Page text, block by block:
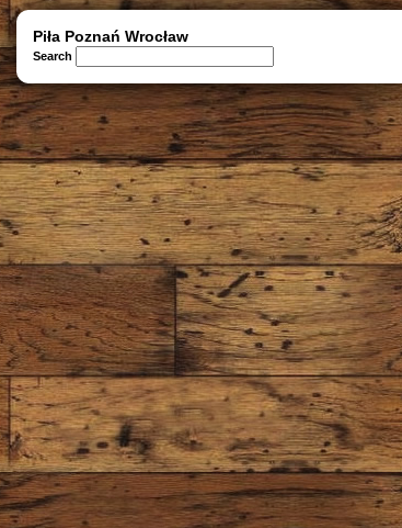
Piła Poznań Wrocław
Search